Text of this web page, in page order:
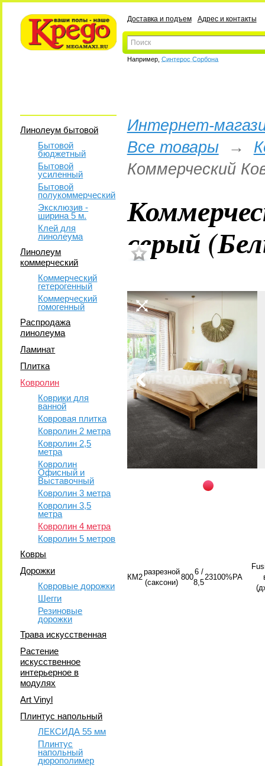
Доставка и подъем Адрес и контакты
Например, Синтерос Сорбона
Линолеум бытовой
Бытовой
бюджетный
Бытовой
усиленный
Бытовой
полукоммерческий
Эксклюзив -
ширина 5 м.
Клей для
линолеума
Линолеум
коммерческий
Коммерческий
гетерогенный
Коммерческий
гомогенный
Распродажа
линолеума
Ламинат
Плитка
Ковролин
Коврики для
ванной
Ковровая плитка
Ковролин 2 метра
Ковролин 2,5
метра
Ковролин
Офисный и
Выставочный
Ковролин 3 метра
Ковролин 3,5
метра
Ковролин 4 метра
Ковролин 5 метров
Ковры
Дорожки
Ковровые дорожки
Шегги
Резиновые
дорожки
Трава искусственная
Растение
искусственное
интерьерное в
модулях
Art Vinyl
Плинтус напольный
ЛЕКСИДА 55 мм
Плинтус
напольный
дюрополимер
Интернет-
Все товары→
Коммерческий
серый
КМ2
разрезной
(саксони)
800
6 /
8,5
23100%PA